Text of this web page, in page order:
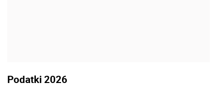
Podatki 2026